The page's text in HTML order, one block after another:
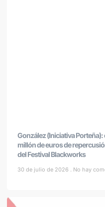
González (Iniciativa
millón de euros de
del Festival Blackworks
30 de julio de 2026 No hay